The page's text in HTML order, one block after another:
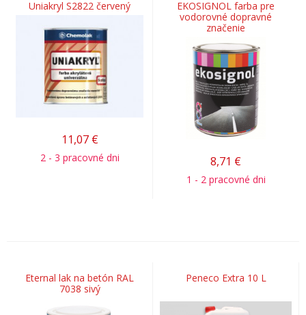
Uniakryl S2822 červený
11,07 €
2 - 3 pracovné dni
EKOSIGNOL farba pre
vodorovné dopravné
značenie
8,71 €
1 - 2 pracovné dni
Eternal lak na betón RAL
7038 sivý
Peneco Extra 10 L